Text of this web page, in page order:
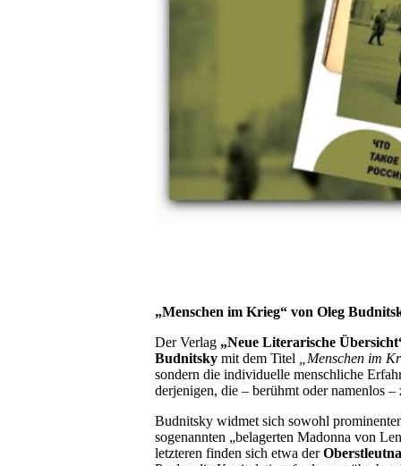
„Menschen im Krieg“ von Oleg
Der Verlag „Neue Literarische
Budnitsky mit dem Titel
„Menschen im
sondern die individuelle menschliche
derjenigen, die – berühmt oder namenlos
Budnitsky widmet sich sowohl
sogenannten „belagerten Madonna von
letzteren finden sich etwa der